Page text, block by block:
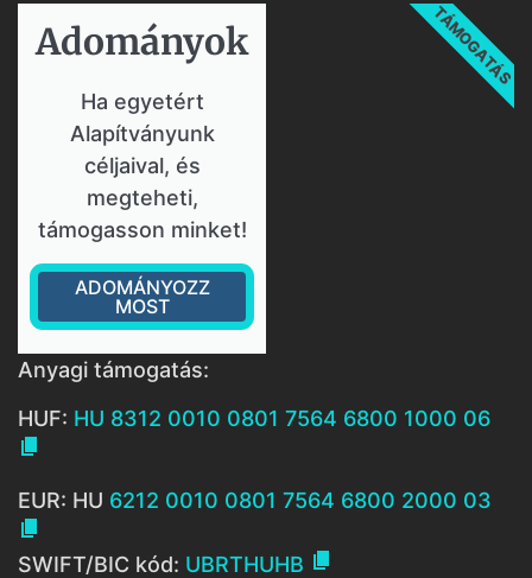
Adományok​
Ha egyetért
Alapítványunk
céljaival, és
megteheti,
támogasson minket!
ADOMÁNYOZZ
MOST
TÁMOGATÁS
Anyagi támogatás:
HUF: HU 8312 0010 0801 7564 6800 1000 06

EUR: HU 6212 0010 0801 7564 6800 2000 03

SWIFT/BIC kód: UBRTHUHB 